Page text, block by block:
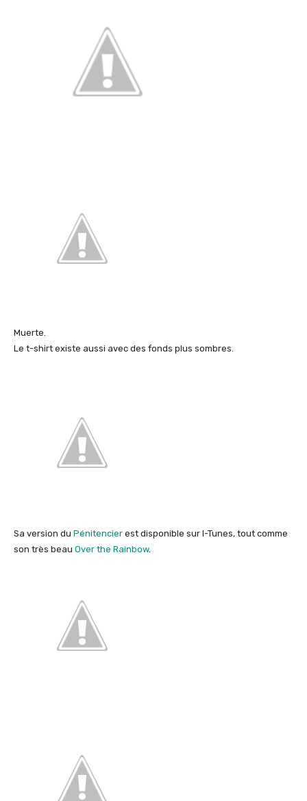
Muerte.
Le t-shirt existe aussi avec des fonds plus sombres.
Sa version du Pénitencier est disponible sur I-Tunes, tout comme
son très beau Over the Rainbow.